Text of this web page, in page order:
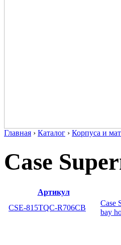
Главная › Каталог › Корпуса и
Case
Артикул
CSE-815TQC-R706CB
Case
bay